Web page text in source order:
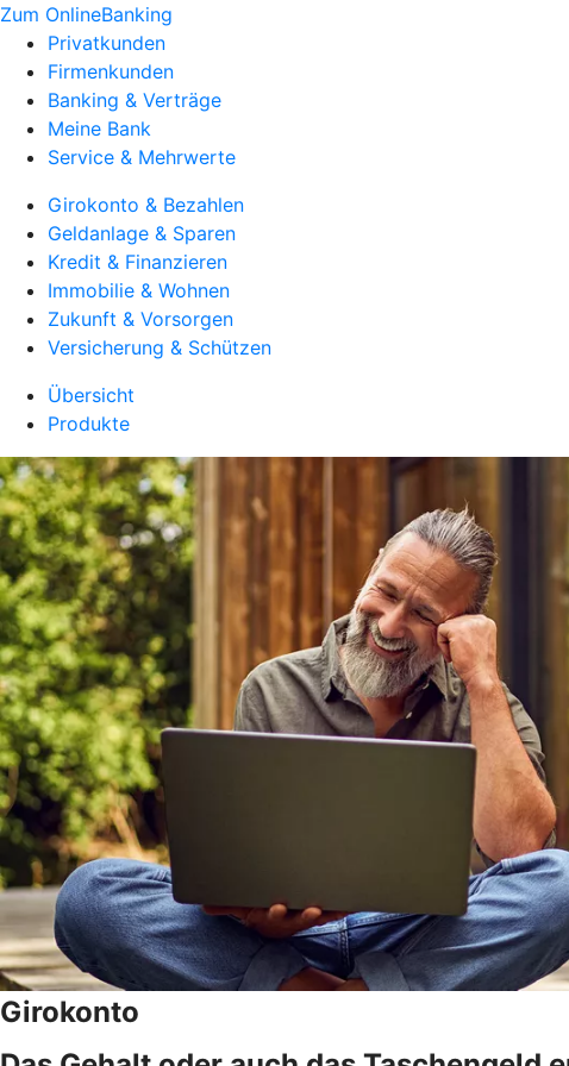
Zum OnlineBanking
Privatkunden
Firmenkunden
Banking & Verträge
Meine Bank
Service & Mehrwerte
Girokonto & Bezahlen
Geldanlage & Sparen
Kredit & Finanzieren
Immobilie & Wohnen
Zukunft & Vorsorgen
Versicherung & Schützen
Übersicht
Produkte
Girokonto